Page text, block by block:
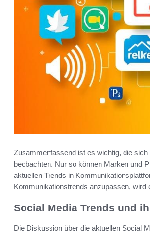
Zusammenfassend ist es wichtig, die
beobachten. Nur so können Marken und
aktuellen Trends in
Kommunikationstrends anzupassen, wird
Social Media Trends und
Die Diskussion über die aktuellen Social